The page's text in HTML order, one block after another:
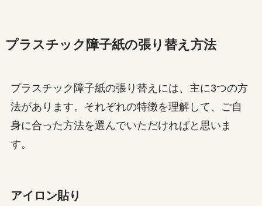
プラスチック障子紙の張り替え方法
プラスチック障子紙の張り替えには、主に3つの方
法があります。それぞれの特徴を理解して、ご自
身に合った方法を選んでいただければと思いま
す。
アイロン貼り